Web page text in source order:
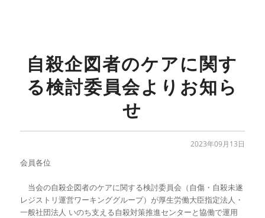
自殺企図者のケアに関す
る検討委員会よりお知ら
せ
2023年09月13日
会員各位
当会の自殺企図者のケアに関する検討委員会（ 自傷・自殺未遂
レジストリ運営ワーキンググループ）が厚生労働大臣指定法人・
一般社団法人 いのち支える自殺対策推進センターと協働で運用